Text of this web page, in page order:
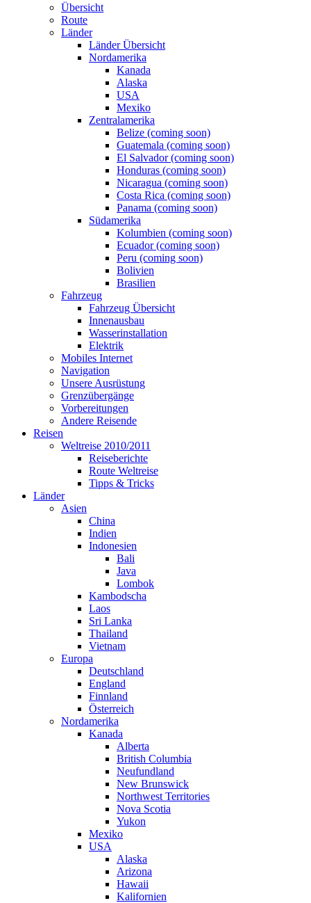
Übersicht
Route
Länder
Länder Übersicht
Nordamerika
Kanada
Alaska
USA
Mexiko
Zentralamerika
Belize (coming soon)
Guatemala (coming soon)
El Salvador (coming soon)
Honduras (coming soon)
Nicaragua (coming soon)
Costa Rica (coming soon)
Panama (coming soon)
Südamerika
Kolumbien (coming soon)
Ecuador (coming soon)
Peru (coming soon)
Bolivien
Brasilien
Fahrzeug
Fahrzeug Übersicht
Innenausbau
Wasserinstallation
Elektrik
Mobiles Internet
Navigation
Unsere Ausrüstung
Grenzübergänge
Vorbereitungen
Andere Reisende
Reisen
Weltreise 2010/2011
Reiseberichte
Route Weltreise
Tipps & Tricks
Länder
Asien
China
Indien
Indonesien
Bali
Java
Lombok
Kambodscha
Laos
Sri Lanka
Thailand
Vietnam
Europa
Deutschland
England
Finnland
Österreich
Nordamerika
Kanada
Alberta
British Columbia
Neufundland
New Brunswick
Northwest Territories
Nova Scotia
Yukon
Mexiko
USA
Alaska
Arizona
Hawaii
Kalifornien